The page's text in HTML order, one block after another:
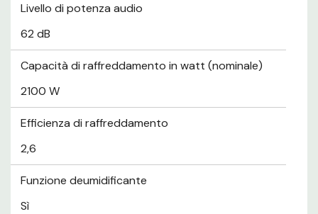
Livello di potenza audio
62 dB
Capacità di raffreddamento in watt (nominale)
2100 W
Efficienza di raffreddamento
2,6
Funzione deumidificante
Sì